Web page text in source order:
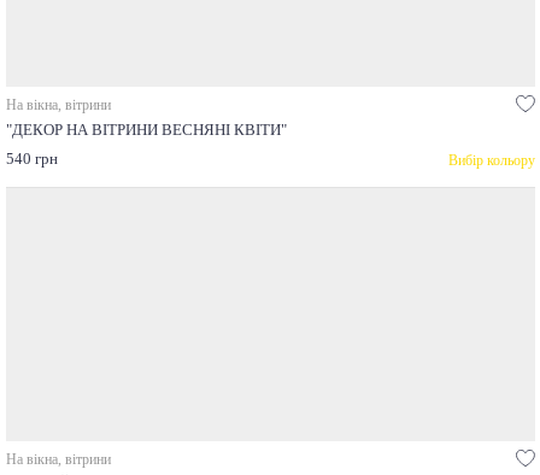
На вікна, вітрини
"ДЕКОР НА ВІТРИНИ ВЕСНЯНІ КВІТИ"
540 грн
Вибір кольору
На вікна, вітрини